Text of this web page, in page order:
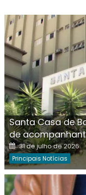
Santa Casa de
de
Posted
on
31 de julho de 2026
Principais Notícias